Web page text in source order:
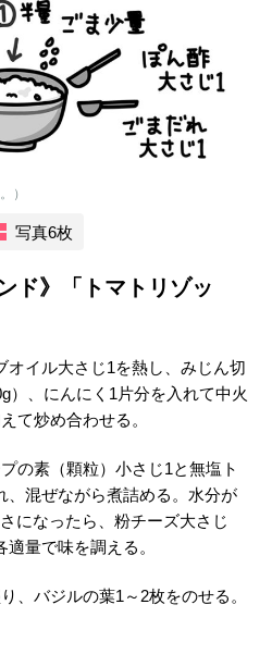
）
写真6枚
ド》「トマトリゾッ
オイル大さじ1を熱し、みじん切
）、にんにく1片分を入れて中火
て炒め合わせる。
の素（顆粒）小さじ1と無塩ト
、混ぜながら煮詰める。水分が
になったら、粉チーズ大さじ
量で味を調える。
、バジルの葉1～2枚をのせる。